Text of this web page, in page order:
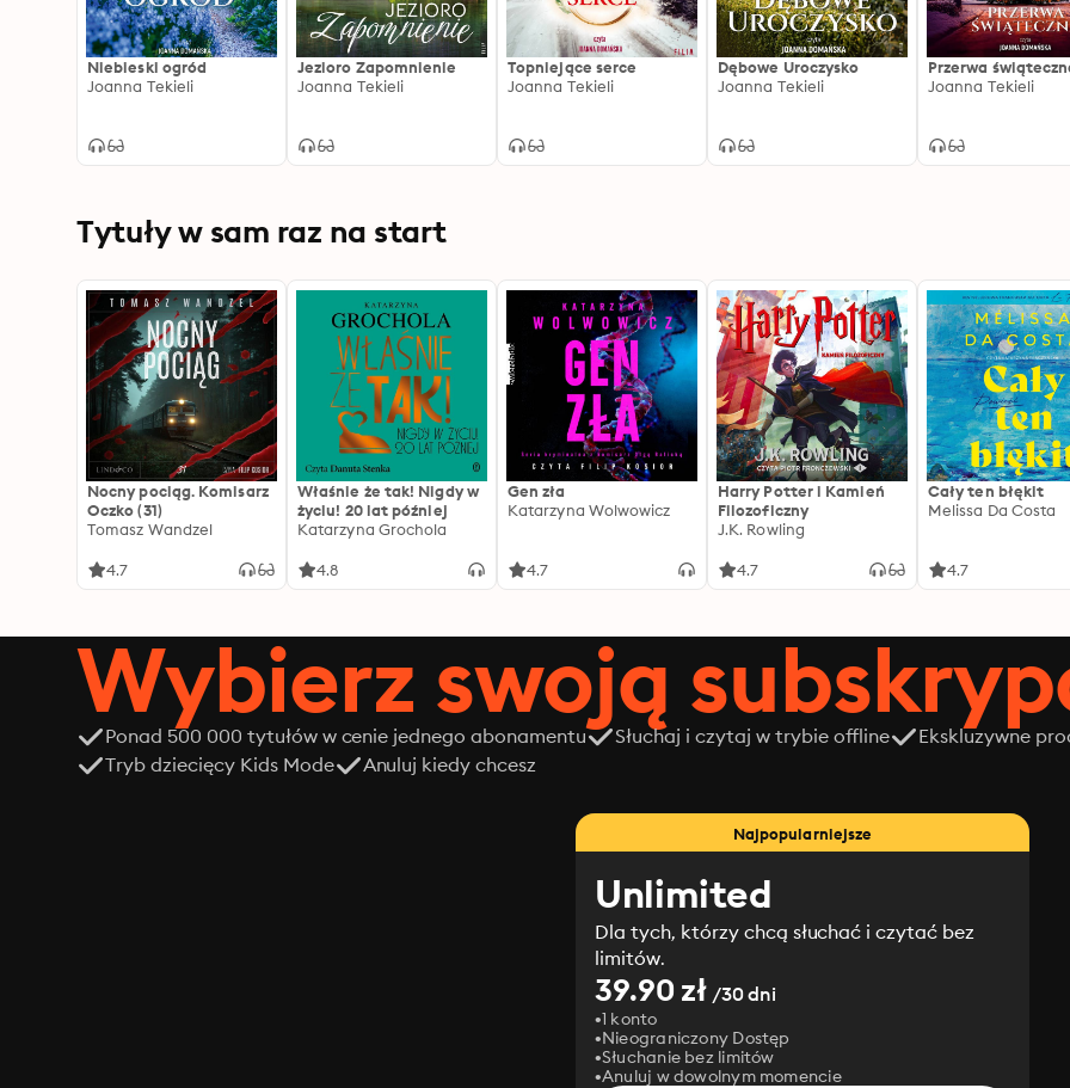
Niebieski ogród
Joanna Tekieli
Jezioro Zapomnienie
Joanna Tekieli
Topniejące serce
Joanna Tekieli
Dębowe Uroczysko
Joanna Tekieli
Przerwa
Joanna Tekieli
Tytuły w sam raz na start
Nocny pociąg. Komisarz
Oczko (31)
Tomasz Wandzel
4.7
Właśnie że tak! Nigdy w
życiu! 20 lat później
Katarzyna Grochola
4.8
Gen zła
Katarzyna Wolwowicz
4.7
Harry Potter i Kamień
Filozoficzny
J.K. Rowling
4.7
Cały ten błękit
Melissa Da Costa
4.7
Wybierz swoją
Ponad 500 000 tytułów w cenie jednego abonamentu Słuchaj i czytaj w trybie offline
Ekskluzywne
Tryb dziecięcy Kids Mode
Anuluj kiedy chcesz
Najpopularniejsze
Unlimited
Dla tych, którzy chcą słuchać i czytać bez
limitów.
39.90 zł/30 dni
1 konto
Nieograniczony Dostęp
Słuchanie bez limitów
Anuluj w dowolnym momencie